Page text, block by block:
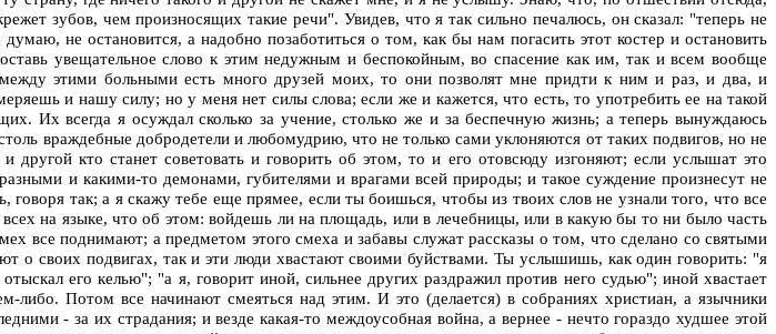
зубов, чем произносящих такие речи". Увидев, что я так сильно печалюсь, он сказал: "теперь не
не остановится, а надобно позаботиться о том, как бы нам погасить этот костер и остановить
увещательное слово к этим недужным и беспокойным, во спасение как им, так и всем вообще
этими больными есть много друзей моих, то они позволят мне придти к ним и раз, и два, и
и нашу силу; но у меня нет силы слова; если же и кажется, что есть, то употребить ее на такой
Их всегда я осуждал сколько за учение, столько же и за беспечную жизнь; а теперь вынуждаюсь
враждебные добродетели и любомудрию, что не только сами уклоняются от таких подвигов, но не
кто станет советовать и говорить об этом, то и его отовсюду изгоняют; если услышат это
и какими-то демонами, губителями и врагами всей природы; и такое суждение произнесут не
так; а я скажу тебе еще прямее, если ты боишься, чтобы из твоих слов не узнали того, что все
на языке, что об этом: войдешь ли на площадь, или в лечебницы, или в какую бы то ни было часть
все поднимают; а предметом этого смеха и забавы служат рассказы о том, что сделано со святыми
своих подвигах, так и эти люди хвастают своими буйствами. Ты услышишь, как один говорить: "я
его келью"; "а я, говорит иной, сильнее других раздражил против него судью"; иной хвастает
Потом все начинают смеяться над этим. И это (делается) в собраниях христиан, а язычники
- за их страдания; и везде какая-то междоусобная война, а вернее - нечто гораздо худшее этой